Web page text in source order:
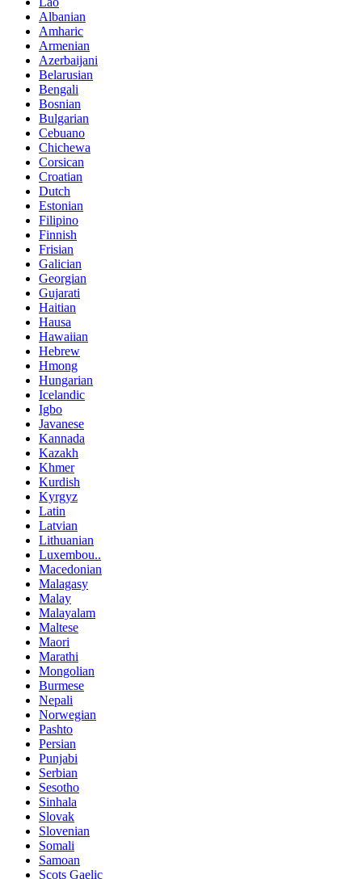
Albanian
Amharic
Armenian
Azerbaijani
Belarusian
Bengali
Bosnian
Bulgarian
Cebuano
Chichewa
Corsican
Croatian
Dutch
Estonian
Filipino
Finnish
Frisian
Galician
Georgian
Gujarati
Haitian
Hausa
Hawaiian
Hebrew
Hmong
Hungarian
Icelandic
Igbo
Javanese
Kannada
Kazakh
Khmer
Kurdish
Kyrgyz
Latin
Latvian
Lithuanian
Luxembou..
Macedonian
Malagasy
Malay
Malayalam
Maltese
Maori
Marathi
Mongolian
Burmese
Nepali
Norwegian
Pashto
Persian
Punjabi
Serbian
Sesotho
Sinhala
Slovak
Slovenian
Somali
Samoan
Scots Gaelic